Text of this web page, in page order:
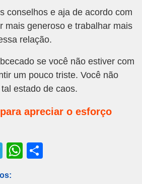
conselhos e aja de acordo com
mais generoso e trabalhar mais
relação.
se você não estiver com
um pouco triste. Você não
estado de caos.
para apreciar o esforço
T
W